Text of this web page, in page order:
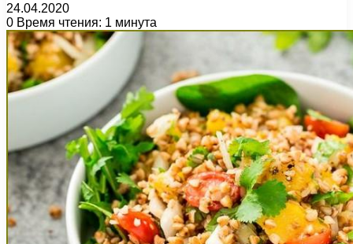
24.04.2020
0 Время чтения: 1 минута